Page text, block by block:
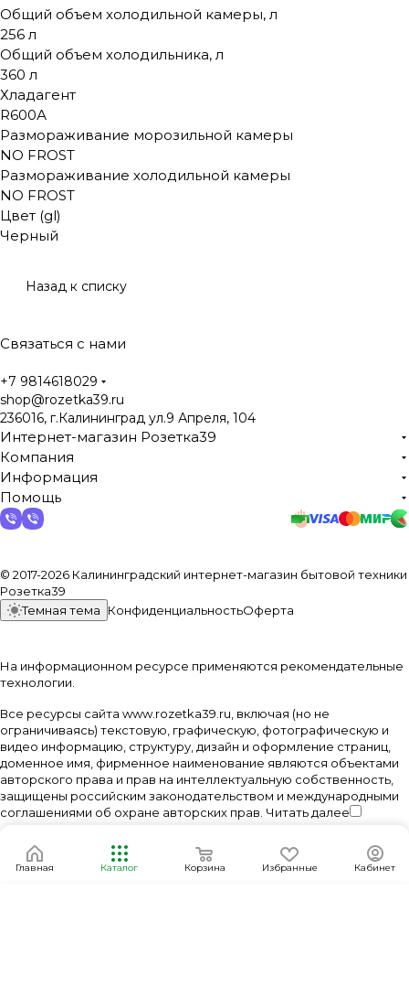
Общий объем холодильной камеры, л
256 л
Общий объем холодильника, л
360 л
Хладагент
R600А
Размораживание морозильной камеры
NO FROST
Размораживание холодильной камеры
NO FROST
Цвет (gl)
Черный
Назад к списку
Связаться с нами
+7 9814618029
shop@rozetka39.ru
236016, г.Калининград ул.9 Апреля, 104
Интернет-магазин Розетка39
Компания
Информация
Помощь
© 2017-2026 Калининградский интернет-магазин бытовой техники
Розетка39
Темная тема
КонфиденциальностьОферта
На информационном ресурсе применяются рекомендательные
технологии
Все ресурсы сайта www.rozetka39.ru, включая (но не
ограничиваясь) текстовую, графическую, фотографическую и
видео информацию, структуру, дизайн и оформление страниц,
доменное имя, фирменное наименование являются объектами
авторского права и прав на интеллектуальную собственность,
защищены российским законодательством и международными
соглашениями об охране авторских прав. Читать далее
Главная Каталог Корзина Избранные Кабинет